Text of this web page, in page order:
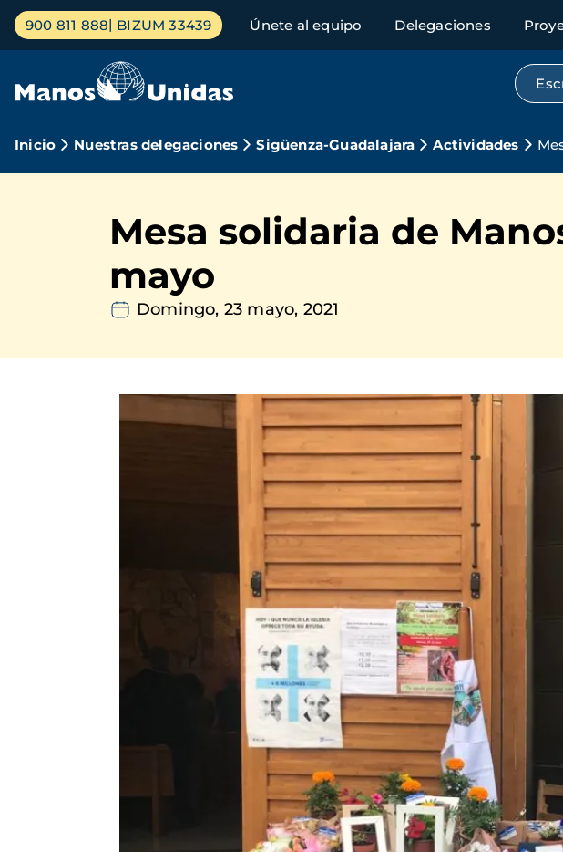
Pasar
contenido
Menú
principal
900 811 888 BIZUM 33439 Únete al equipo Delegaciones
Ruta
navegación
Inicio Nuestras delegaciones Sigüenza-Guadalajara Actividades
Mesa solidaria de
mayo
Domingo, 23 mayo, 2021